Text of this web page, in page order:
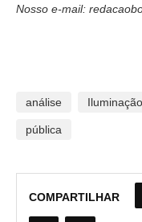
Nosso e-mail:
análise Iluminação
pública
COMPARTILHAR